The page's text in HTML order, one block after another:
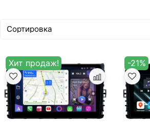
Хит продаж! -21%